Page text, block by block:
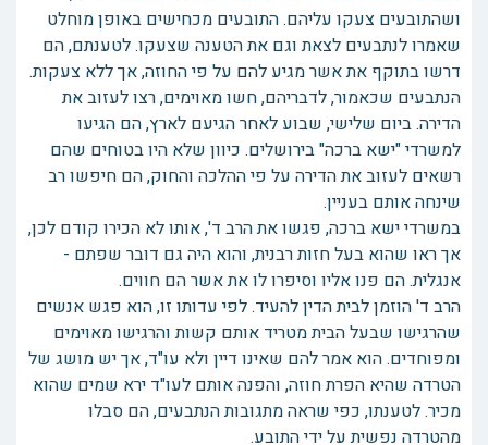
ושהתובעים צעקו עליהם. התובעים מכחישים באופן מוחלט
שאמרו לנתבעים לצאת וגם את הטענה שצעקו. לטענתם, הם
דרשו בתוקף את אשר מגיע להם על פי החוזה, אך ללא צעקות.
הנתבעים שכאמור, לדבריהם, חשו מאוימים, רצו לעזוב את
הדירה. ביום שלישי, שבוע לאחר הגיעם לארץ, הם הגיעו
למשרדי "ישא ברכה" בירושלים. כיוון שלא היו בטוחים שהם
רשאים לעזוב את הדירה על פי ההלכה והחוק, הם חיפשו רב
שינחה אותם בעניין.
במשרדי ישא ברכה, פגשו את הרב ד', אותו לא הכירו קודם לכן,
אך ראו שהוא בעל חזות רבנית, והוא היה גם דובר שפתם -
אנגלית. הם פנו אליו וסיפרו לו את אשר הם חווים.
הרב ד' הוזמן לבית הדין להעיד. לפי עדותו זו, הוא פגש אנשים
שהרגישו שבעל הבית מטריד אותם קשות והרגישו מאוימים
ומפוחדים. הוא אמר להם שאינו דיין ולא עו"ד, אך יש מושג של
הטרדה שהיא הפרת חוזה, והפנה אותם לעו"ד ירא שמים שהוא
מכיר. לטענתו, כפי שראה מתגובות הנתבעים, הם סבלו
מהטרדה נפשית על ידי התובע.